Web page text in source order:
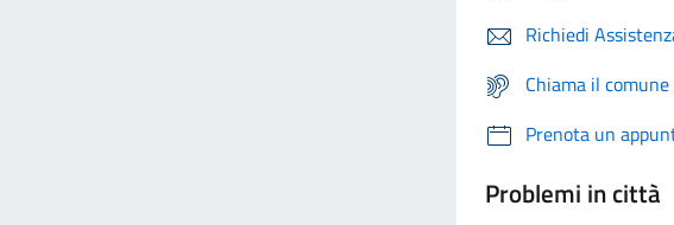
Richiedi
Chiama il
Prenota un
Problemi in città